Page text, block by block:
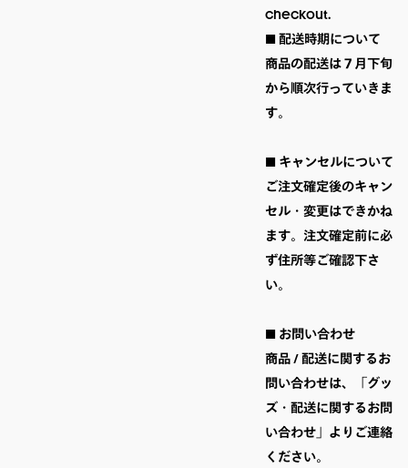
checkout.
■ 配送時期について
商品の配送は７月下旬
から順次行っていきま
す。
■ キャンセルについて
ご注文確定後のキャン
セル・変更はできかね
ます。注文確定前に必
ず住所等ご確認下さ
い。
■ お問い合わせ
商品 / 配送に関するお
問い合わせは、「グッ
ズ・配送に関するお問
い合わせ」よりご連絡
ください。